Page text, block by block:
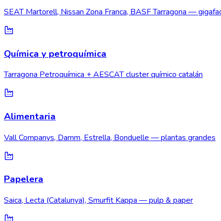
SEAT Martorell, Nissan Zona Franca, BASF Tarragona —
Química y petroquímica
Tarragona Petroquímica + AESCAT cluster químico catalán
Alimentaria
Vall Companys, Damm, Estrella, Bonduelle — plantas grandes
Papelera
Saica, Lecta (Catalunya), Smurfit Kappa — pulp & paper